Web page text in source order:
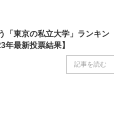
「東京の私立大学」ランキン
最新投票結果】
記事を読む